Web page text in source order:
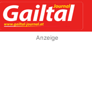
Anzeige